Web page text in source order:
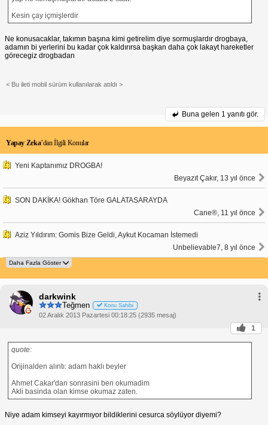
Kesin çay içmişlerdir
Ne konusacaklar, takımın başına kimi getirelim diye sormuşlardır drogbaya,
adamın bi yerlerini bu kadar çok kaldırırsa başkan daha çok lakayt hareketler
görecegiz drogbadan
< Bu ileti mobil sürüm kullanılarak atıldı >
Buna gelen 1 yanıtı gör.
Yapay Zeka’dan İlgili Konular
Yeni Kaptanımız DROGBA!
Beyazıt Çakır, 13 yıl önce
SON DAKİKA! Gökhan Töre GALATASARAYDA
Cane®, 11 yıl önce
Aziz Yıldırım: Gomis Bize Geldi, Aykut Kocaman İstemedi
Unbelievable7, 8 yıl önce
darkwink
Teğmen Konu Sahibi
02 Aralık 2013 Pazartesi 00:18:25 (2935 mesaj)
1
quote:
Orijinalden alıntı: adam haklı beyler
Ahmet Cakar'dan sonrasini ben okumadim
Akli basinda olan kimse okumaz zaten.
Niye adam kimseyi kayırmıyor bildiklerini cesurca söylüyor diyemi?